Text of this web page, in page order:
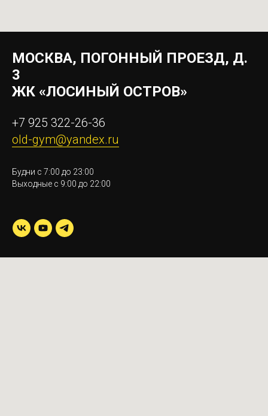
МОСКВА, ПОГОННЫЙ ПРОЕЗД, Д.
3
ЖК «ЛОСИНЫЙ ОСТРОВ»
+7 925 322-26-36
old-gym@yandex.ru
Будни с 7:00 до 23:00
Выходные с 9:00 до 22:00